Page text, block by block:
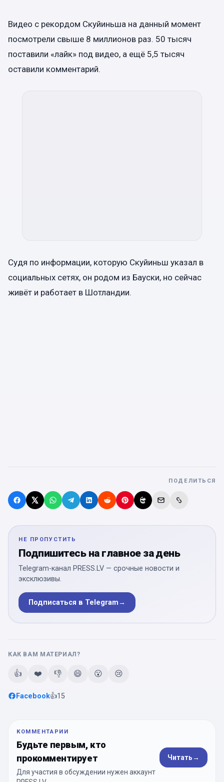
Видео с рекордом Скуйиньша на данный момент
посмотрели свыше 8 миллионов раз. 50 тысяч
поставили «лайк» под видео, а ещё 5,5 тысяч
оставили комментарий.
Судя по информации, которую Скуйиньш указал в
социальных сетях, он родом из Бауски, но сейчас
живёт и работает в Шотландии.
ПОДЕЛИТЬСЯ
НЕ ПРОПУСТИТЬ
Подпишитесь на главное за день
Telegram-канал PRESS.LV — срочные новости и
эксклюзивы.
Подписаться в Telegram→
КАК ВАМ МАТЕРИАЛ?
👍 ❤️ 👎 😄 😮 😢
Facebook👍15
КОММЕНТАРИИ
Будьте первым, кто
прокомментирует
Для участия в обсуждении нужен аккаунт
Читать→